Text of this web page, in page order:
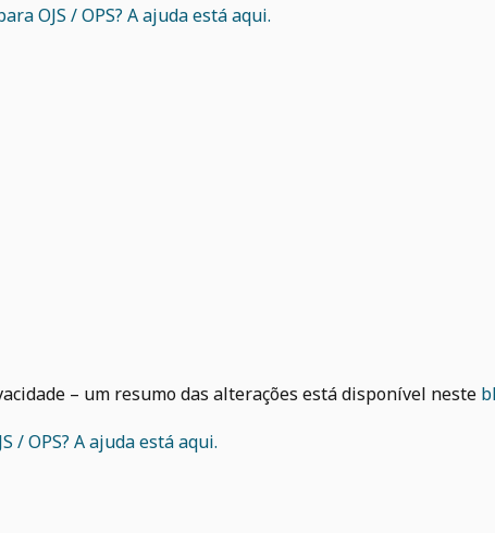
OJS / OPS? A ajuda está aqui.
– um resumo das alterações está disponível neste
/ OPS? A ajuda está aqui.